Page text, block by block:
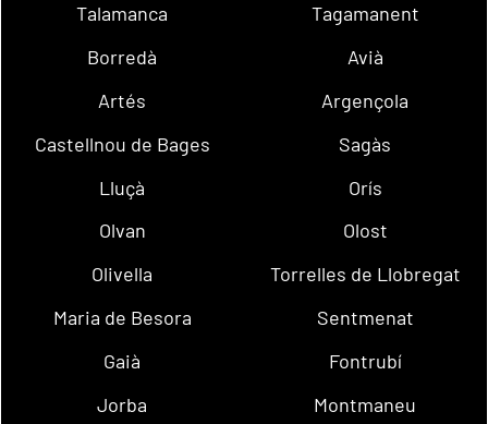
Talamanca
Tagamanent
Borredà
Avià
Artés
Argençola
Castellnou de Bages
Sagàs
Lluçà
Orís
Olvan
Olost
Olivella
Torrelles de Llobregat
Maria de Besora
Sentmenat
Gaià
Fontrubí
Jorba
Montmaneu